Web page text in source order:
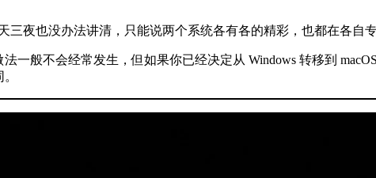
三夜也没办法讲清，只能说两个系统各有各的精彩，也都在各自
一般不会经常发生，但如果你已经决定从 Windows 转移到